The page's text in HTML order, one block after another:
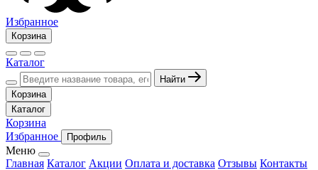
Избранное
Корзина
Каталог
Найти
Корзина
Каталог
Корзина
Избранное
Профиль
Меню
Главная Каталог Акции Оплата и доставка Отзывы Контакты